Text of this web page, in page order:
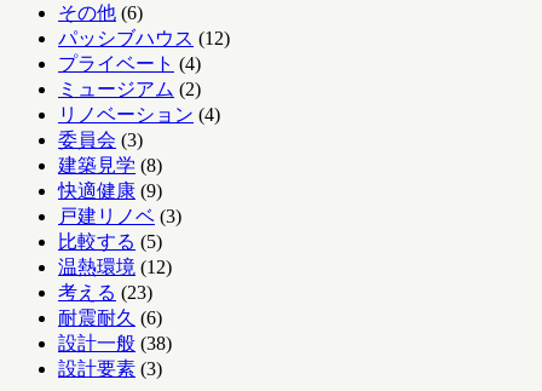
その他 (6)
パッシブハウス (12)
プライベート (4)
ミュージアム (2)
リノベーション (4)
委員会 (3)
建築見学 (8)
快適健康 (9)
戸建リノベ (3)
比較する (5)
温熱環境 (12)
考える (23)
耐震耐久 (6)
設計一般 (38)
設計要素 (3)